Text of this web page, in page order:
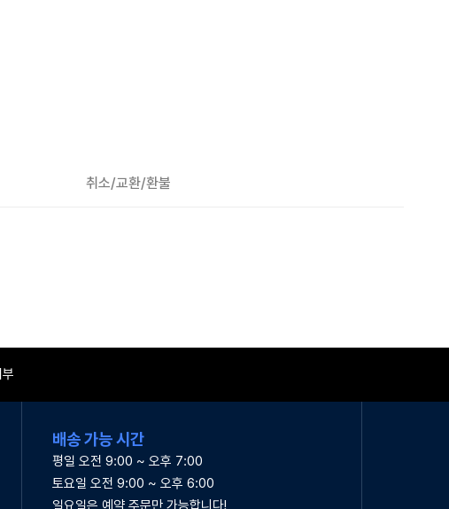
취소/교환/환불
배송 가능 시간
평일 오전 9:00 ~ 오후 7:00
토요일 오전 9:00 ~ 오후 6:00
일요일은 예약 주문만 가능합니다!